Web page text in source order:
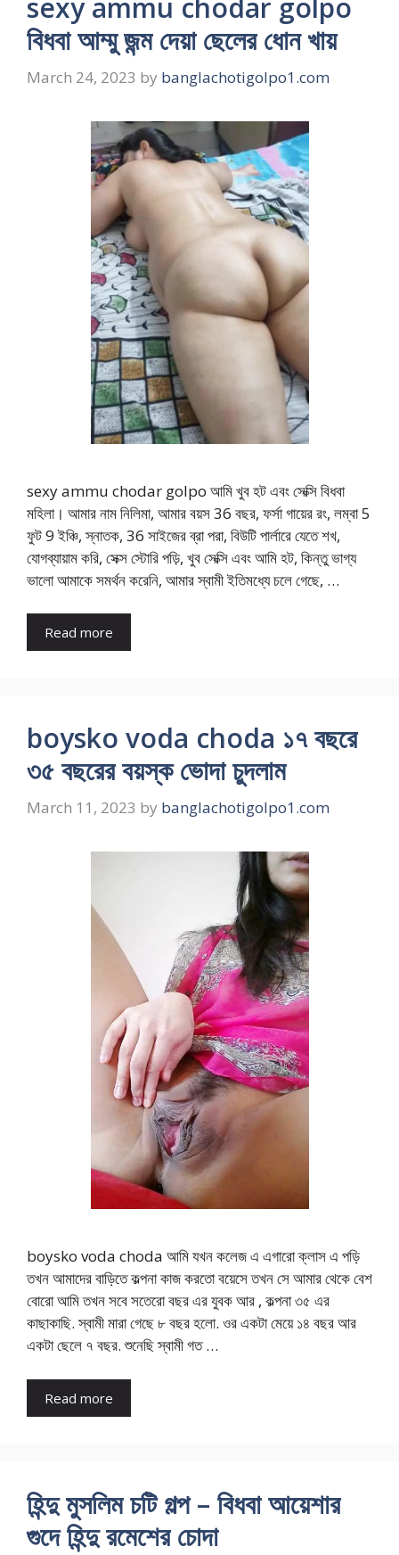
sexy ammu chodar golpo
বিধবা আম্মু জন্ম দেয়া ছেলের ধোন খায়
March 24, 2023 by banglachotigolpo1.com
sexy ammu chodar golpo আমি খুব হট এবং সেক্সি বিধবা
মহিলা। আমার নাম নিলিমা, আমার বয়স 36 বছর, ফর্সা গায়ের রং, লম্বা 5
ফুট 9 ইঞ্চি, স্নাতক, 36 সাইজের ব্রা পরা, বিউটি পার্লারে যেতে শখ,
যোগব্যায়াম করি, সেক্স স্টোরি পড়ি, খুব সেক্সি এবং আমি হট, কিন্তু ভাগ্য
ভালো আমাকে সমর্থন করেনি, আমার স্বামী ইতিমধ্যে চলে গেছে, …
Read more
boysko voda choda ১৭ বছরে
৩৫ বছরের বয়স্ক ভোদা চুদলাম
March 11, 2023 by banglachotigolpo1.com
boysko voda choda আমি যখন কলেজ এ এগারো ক্লাস এ পড়ি
তখন আমাদের বাড়িতে কল্পনা কাজ করতো বয়েসে তখন সে আমার থেকে বেশ
বোরো আমি তখন সবে সতেরো বছর এর যুবক আর , কল্পনা ৩৫ এর
কাছাকাছি. স্বামী মারা গেছে ৮ বছর হলো. ওর একটা মেয়ে ১৪ বছর আর
একটা ছেলে ৭ বছর. শুনেছি স্বামী গত …
Read more
হিন্দু মুসলিম চটি গল্প – বিধবা আয়েশার
গুদে হিন্দু রমেশের চোদা